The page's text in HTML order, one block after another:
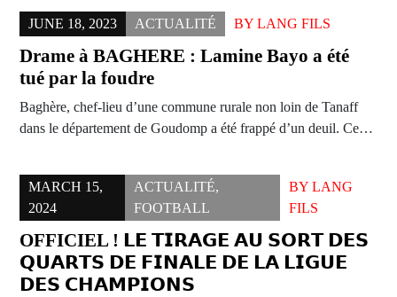
JUNE 18, 2023 ACTUALITÉ BY LANG FILS
Drame à BAGHERE : Lamine Bayo a été
tué par la foudre
Baghère, chef-lieu d’une commune rurale non loin de Tanaff
dans le département de Goudomp a été frappé d’un deuil. Ce…
MARCH 15,
2024
ACTUALITÉ,
FOOTBALL
BY LANG
FILS
OFFICIEL ! 𝗟𝗘 𝗧𝗜𝗥𝗔𝗚𝗘 𝗔𝗨 𝗦𝗢𝗥𝗧 𝗗𝗘𝗦
𝗤𝗨𝗔𝗥𝗧𝗦 𝗗𝗘 𝗙𝗜𝗡𝗔𝗟𝗘 𝗗𝗘 𝗟𝗔 𝗟𝗜𝗚𝗨𝗘
𝗗𝗘𝗦 𝗖𝗛𝗔𝗠𝗣𝗜𝗢𝗡𝗦